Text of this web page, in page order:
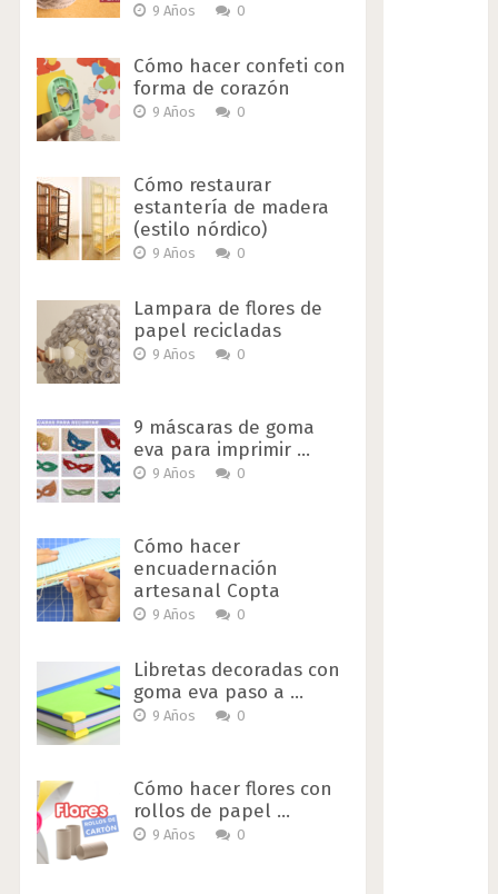
9 Años 0
Cómo hacer confeti con
forma de corazón
9 Años 0
Cómo restaurar
estantería de madera
(estilo nórdico)
9 Años 0
Lampara de flores de
papel recicladas
9 Años 0
9 máscaras de goma
eva para imprimir …
9 Años 0
Cómo hacer
encuadernación
artesanal Copta
9 Años 0
Libretas decoradas con
goma eva paso a …
9 Años 0
Cómo hacer flores con
rollos de papel …
9 Años 0